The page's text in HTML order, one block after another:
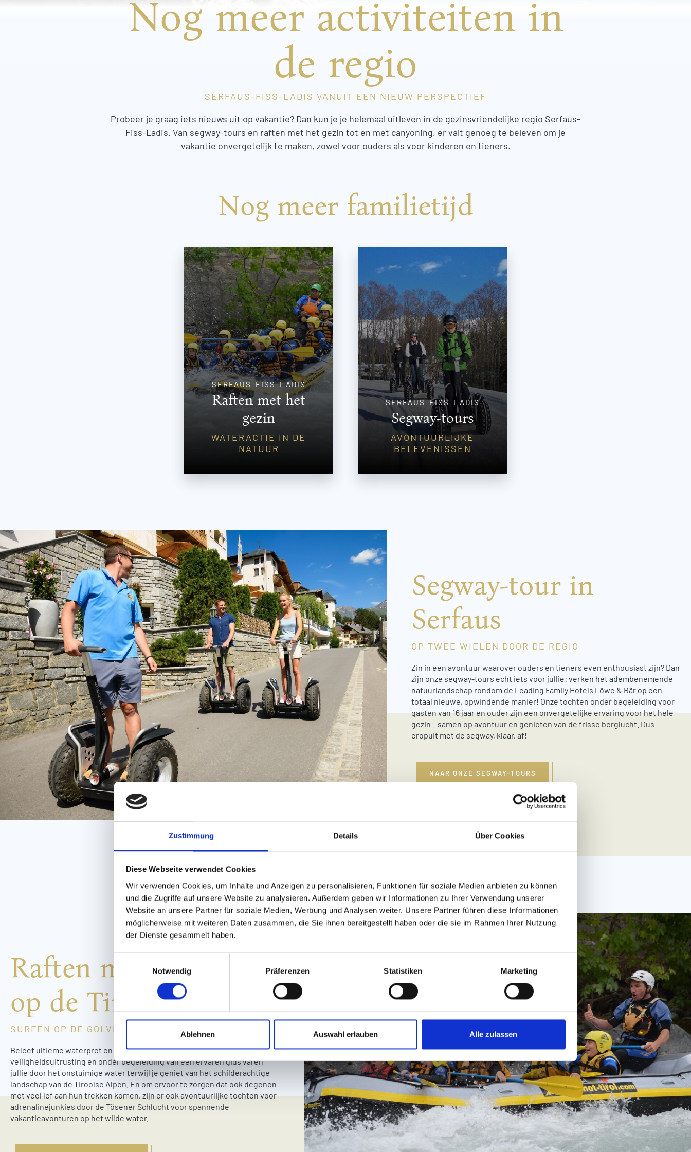
Zustimmung Details Über Cookies
Diese Webseite verwendet Cookies
Wir verwenden Cookies, um Inhalte und Anzeigen zu personalisieren, Funktionen für soziale Medien anbieten zu können
und die Zugriffe auf unsere Website zu analysieren. Außerdem geben wir Informationen zu Ihrer Verwendung unserer
Website an unsere Partner für soziale Medien, Werbung und Analysen weiter. Unsere Partner führen diese Informationen
möglicherweise mit weiteren Daten zusammen, die Sie ihnen bereitgestellt haben oder die sie im Rahmen Ihrer Nutzung
der Dienste gesammelt haben.
i
l
g
u
n
g
s
a
s
Notwendig Präferenzen Statistiken Marketing
Ablehnen Auswahl erlauben Alle zulassen
Nog meer activiteiten in
de regio
SERFAUS-FISS-LADIS VANUIT EEN NIEUW PERSPECTIEF
Probeer je graag iets nieuws uit op vakantie? Dan kun je je helemaal uitleven in de gezinsvriendelijke regio Serfaus-
Fiss-Ladis. Van segway-tours en raften met het gezin tot en met canyoning, er valt genoeg te beleven om je
vakantie onvergetelijk te maken, zowel voor ouders als voor kinderen en tieners.
Nog meer familietijd
SERFAUS-FISS-LADIS
Raften met het
gezin
WATERACTIE IN DE
NATUUR
SERFAUS-FISS-LADIS
Segway-tours
AVONTUURLIJKE
BELEVENISSEN
Segway-tour in
Serfaus
OP TWEE WIELEN DOOR DE REGIO
Zin in een avontuur waarover ouders en tieners even enthousiast zijn? Dan
zijn onze segway-tours echt iets voor jullie: verken het adembenemende
natuurlandschap rondom de Leading Family Hotels Löwe & Bär op een
totaal nieuwe, opwindende manier! Onze tochten onder begeleiding voor
gasten van 16 jaar en ouder zijn een onvergetelijke ervaring voor het hele
gezin – samen op avontuur en genieten van de frisse berglucht. Dus
eropuit met de segway, klaar, af!
NAAR ONZE SEGWAY-TOURS
Raften met het gezin
op de Tiroolse Inn
SURFEN OP DE GOLVEN MET HET HELE GEZIN
Beleef ultieme waterpret en ga raften op de Inn in Tirol! Voorzien van een
veiligheidsuitrusting en onder begeleiding van een ervaren gids varen
jullie door het onstuimige water terwijl je geniet van het schilderachtige
landschap van de Tiroolse Alpen. En om ervoor te zorgen dat ook degenen
met veel lef aan hun trekken komen, zijn er ook avontuurlijke tochten voor
adrenalinejunkies door de Tösener Schlucht voor spannende
vakantieavonturen op het wilde water.